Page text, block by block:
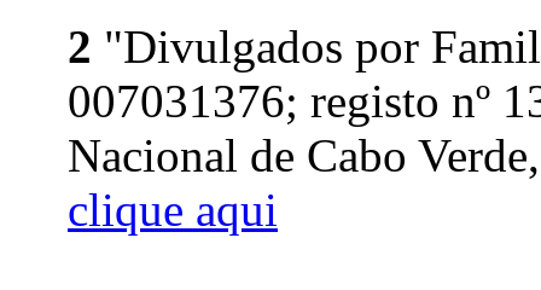
2 "Divulgados por
007031376; registo nº
Nacional de Cabo
clique aqui